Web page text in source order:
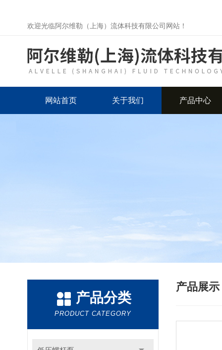
欢迎光临阿尔维勒（上海）流体科技有限公司网站！
网站首页 关于我们 产品中心
产品分类
PRODUCT CATEGORY
产品展示